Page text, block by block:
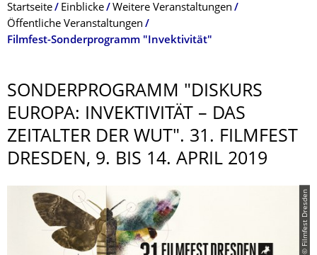
Breadcrumb-Menü
Startseite Einblicke
Weitere Veranstaltungen
Öffentliche Veranstaltungen
Filmfest-Sonderprogramm "Invektivität"
SONDERPROGRAMM "DISKURS
EUROPA: INVEKTIVITÄT – DAS
ZEITALTER DER WUT". 31. FILMFEST
DRESDEN, 9. BIS 14. APRIL 2019
© Filmfest Dresden